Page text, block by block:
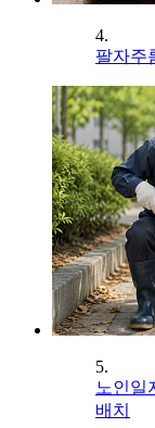
4.
팔자주
5.
노인일
배치